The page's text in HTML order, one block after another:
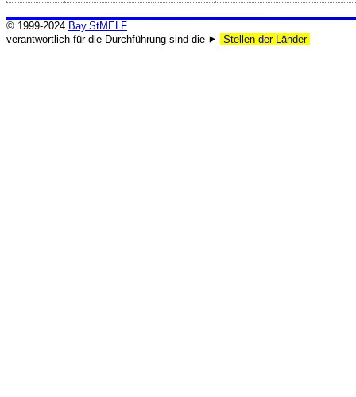
© 1999-2024 Bay.StMELF
verantwortlich für die Durchführung sind die ⯈
Stellen der Länder